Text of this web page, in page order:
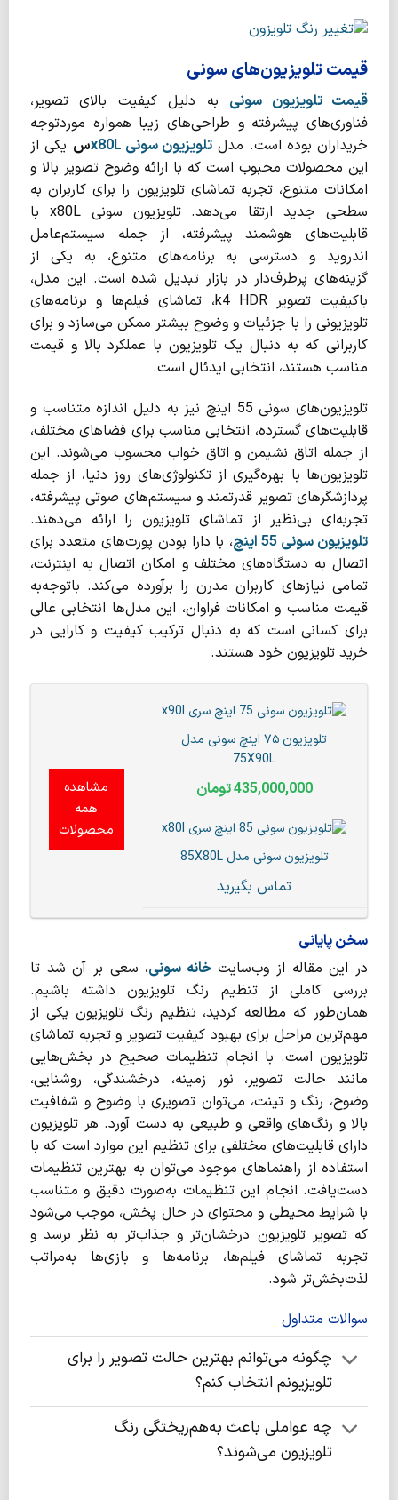
قیمت تلویزیون‌های سونی
قیمت تلویزیون‌ سونی به دلیل کیفیت بالای تصویر،
فناوری‌های پیشرفته و طراحی‌های زیبا همواره موردتوجه
خریداران بوده است. مدل تلویزیون سونی س یکی از
این محصولات محبوب است که با ارائه وضوح تصویر بالا و
امکانات متنوع، تجربه تماشای تلویزیون را برای کاربران به
سطحی جدید ارتقا می‌دهد. تلویزیون سونی x80L با
قابلیت‌های هوشمند پیشرفته، از جمله سیستم‌عامل
اندروید و دسترسی به برنامه‌های متنوع، به یکی از
گزینه‌های پرطرف‌دار در بازار تبدیل شده است. این مدل،
باکیفیت تصویر k4 HDR، تماشای فیلم‌ها و برنامه‌های
تلویزیونی را با جزئیات و وضوح بیشتر ممکن می‌سازد و برای
کاربرانی که به دنبال یک تلویزیون با عملکرد بالا و قیمت
مناسب هستند، انتخابی ایدئال است.
تلویزیون‌های سونی 55 اینچ نیز به دلیل اندازه متناسب و
قابلیت‌های گسترده، انتخابی مناسب برای فضاهای مختلف،
از جمله اتاق نشیمن و اتاق خواب محسوب می‌شوند. این
تلویزیون‌ها با بهره‌گیری از تکنولوژی‌های روز دنیا، از جمله
پردازشگرهای تصویر قدرتمند و سیستم‌های صوتی پیشرفته،
تجربه‌ای بی‌نظیر از تماشای تلویزیون را ارائه می‌دهند.
تلویزیون سونی 55 اینچ
، با دارا بودن پورت‌های متعدد برای
اتصال به دستگاه‌های مختلف و امکان اتصال به اینترنت،
تمامی نیازهای کاربران مدرن را برآورده می‌کند. باتوجه‌به
قیمت مناسب و امکانات فراوان، این مدل‌ها انتخابی عالی
برای کسانی است که به دنبال ترکیب کیفیت و کارایی در
خرید تلویزیون خود هستند.
تلویزیون ۷۵ اینچ سونی مدل
75X90L
435,000,000تومان
تلویزیون سونی مدل 85X80L
تماس بگیرید
مشاهده
همه
محصولات
سخن پایانی
در این مقاله از وب‌سایتخانه سونی، سعی بر آن شد تا
بررسی کاملی از تنظیم رنگ تلویزیون داشته باشیم.
همان‌طور که مطالعه کردید، تنظیم رنگ تلویزیون یکی از
مهم‌ترین مراحل برای بهبود کیفیت تصویر و تجربه تماشای
تلویزیون است. با انجام تنظیمات صحیح در بخش‌هایی
مانند حالت تصویر، نور زمینه، درخشندگی، روشنایی،
وضوح، رنگ و تینت، می‌توان تصویری با وضوح و شفافیت
بالا و رنگ‌های واقعی و طبیعی به دست آورد. هر تلویزیون
دارای قابلیت‌های مختلفی برای تنظیم این موارد است که با
استفاده از راهنماهای موجود می‌توان به بهترین تنظیمات
دست‌یافت. انجام این تنظیمات به‌صورت دقیق و متناسب
با شرایط محیطی و محتوای در حال پخش، موجب می‌شود
که تصویر تلویزیون درخشان‌تر و جذاب‌تر به نظر برسد و
تجربه تماشای فیلم‌ها، برنامه‌ها و بازی‌ها به‌مراتب
لذت‌بخش‌تر شود.
سوالات متداول
چگونه می‌توانم بهترین حالت تصویر را برای
تلویزیونم انتخاب کنم؟
چه عواملی باعث به‌هم‌ریختگی رنگ
تلویزیون می‌شوند؟